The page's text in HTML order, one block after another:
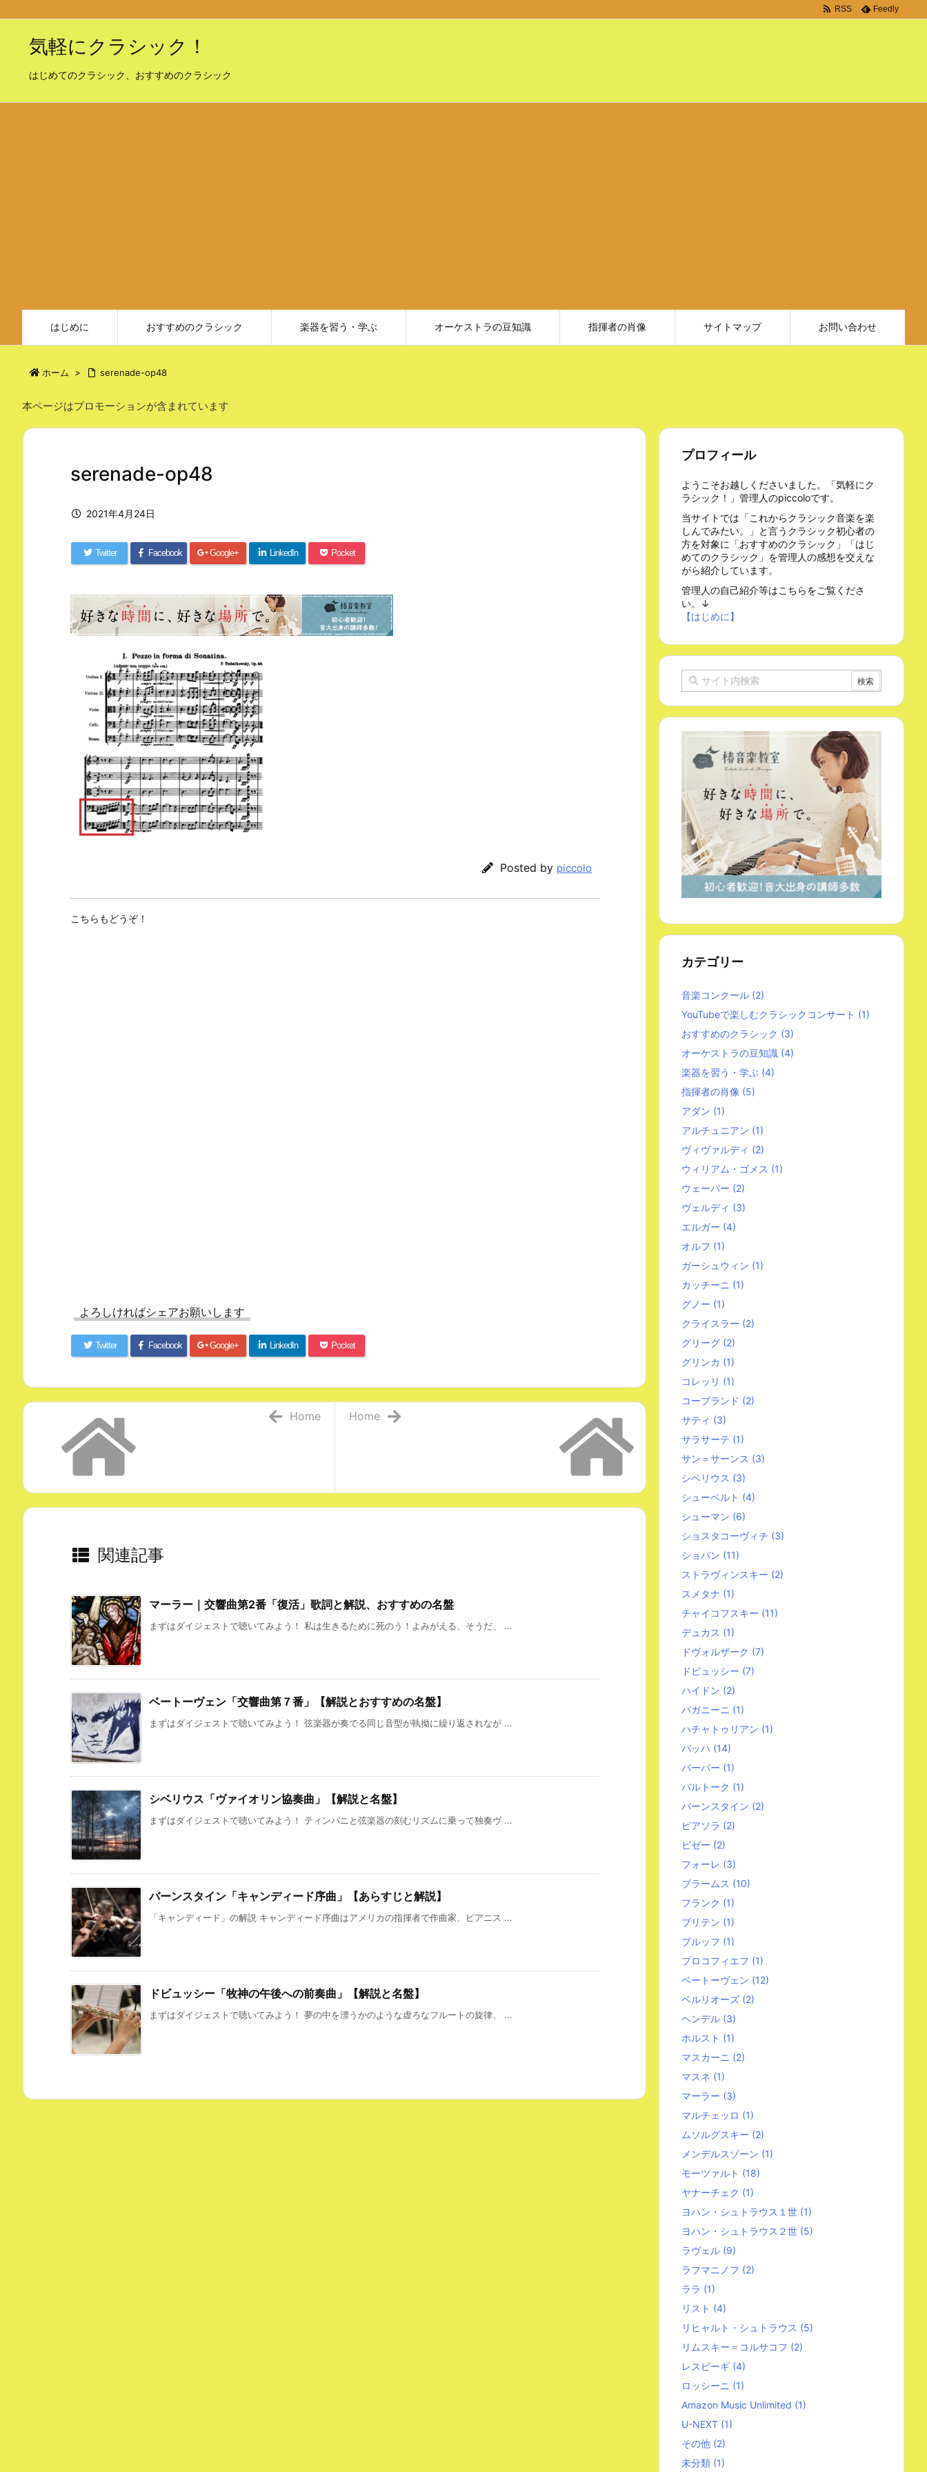
気軽にクラシック！
はじめてのクラシック、おすすめのクラシック
はじめに おすすめのクラシック 楽器を習う・学ぶ オーケストラの豆知識 指揮者の肖像 サイトマップ お問い合わせ
RSS Feedly
ホーム > serenade-op48
本ページはプロモーションが含まれています
serenade-op48
2021年4月24日
Twitter Facebook Google+ LinkedIn Pocket
Posted by piccolo
こちらもどうぞ！
よろしければシェアお願いします
Twitter Facebook Google+ LinkedIn Pocket
Home
Home
関連記事
マーラー｜交響曲第2番「復活」歌詞と解説、おすすめの名盤
まずはダイジェストで聴いてみよう！ 私は生きるために死のう！よみがえる、そうだ、 ...
ベートーヴェン「交響曲第７番」【解説とおすすめの名盤】
まずはダイジェストで聴いてみよう！ 弦楽器が奏でる同じ音型が執拗に繰り返されなが ...
シベリウス「ヴァイオリン協奏曲」【解説と名盤】
まずはダイジェストで聴いてみよう！ ティンパニと弦楽器の刻むリズムに乗って独奏ヴ ...
バーンスタイン「キャンディード序曲」【あらすじと解説】
「キャンディード」の解説 キャンディード序曲はアメリカの指揮者で作曲家、ピアニス ...
ドビュッシー「牧神の午後への前奏曲」【解説と名盤】
まずはダイジェストで聴いてみよう！ 夢の中を漂うかのような虚ろなフルートの旋律、 ...
プロフィール
ようこそお越しくださいました。「気軽にク
ラシック！」管理人のpiccoloです。
当サイトでは「これからクラシック音楽を楽
しんでみたい。」と言うクラシック初心者の
方を対象に「おすすめのクラシック」「はじ
めてのクラシック」を管理人の感想を交えな
がら紹介しています。
管理人の自己紹介等はこちらをご覧くださ
い。↓
【はじめに】
カテゴリー
音楽コンクール (2)
YouTubeで楽しむクラシックコンサート (1)
おすすめのクラシック (3)
オーケストラの豆知識 (4)
楽器を習う・学ぶ (4)
指揮者の肖像 (5)
アダン (1)
アルチュニアン (1)
ヴィヴァルディ (2)
ウィリアム・ゴメス (1)
ウェーバー (2)
ヴェルディ (3)
エルガー (4)
オルフ (1)
ガーシュウィン (1)
カッチーニ (1)
グノー (1)
クライスラー (2)
グリーグ (2)
グリンカ (1)
コレッリ (1)
コープランド (2)
サティ (3)
サラサーテ (1)
サン＝サーンス (3)
シベリウス (3)
シューベルト (4)
シューマン (6)
ショスタコーヴィチ (3)
ショパン (11)
ストラヴィンスキー (2)
スメタナ (1)
チャイコフスキー (11)
デュカス (1)
ドヴォルザーク (7)
ドビュッシー (7)
ハイドン (2)
パガニーニ (1)
ハチャトゥリアン (1)
バッハ (14)
バーバー (1)
バルトーク (1)
バーンスタイン (2)
ピアソラ (2)
ビゼー (2)
フォーレ (3)
ブラームス (10)
フランク (1)
ブリテン (1)
ブルッフ (1)
プロコフィエフ (1)
ベートーヴェン (12)
ベルリオーズ (2)
ヘンデル (3)
ホルスト (1)
マスカーニ (2)
マスネ (1)
マーラー (3)
マルチェッロ (1)
ムソルグスキー (2)
メンデルスゾーン (1)
モーツァルト (18)
ヤナーチェク (1)
ヨハン・シュトラウス１世 (1)
ヨハン・シュトラウス２世 (5)
ラヴェル (9)
ラフマニノフ (2)
ララ (1)
リスト (4)
リヒャルト・シュトラウス (5)
リムスキー＝コルサコフ (2)
レスピーギ (4)
ロッシーニ (1)
Amazon Music Unlimited (1)
U-NEXT (1)
その他 (2)
未分類 (1)